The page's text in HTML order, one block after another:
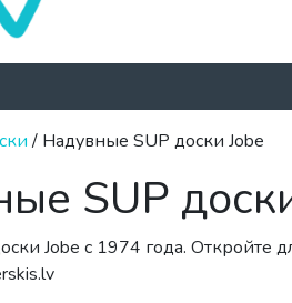
/ Надувные SUP доски Jobe
SUP
Jobe с 1974 года. Откройте